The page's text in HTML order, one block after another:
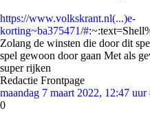
https://www.volkskrant.nl(...)e-
korting~ba375471/#
Zolang de winsten die door dit
spel gewoon door gaan Met als
super rijken
Redactie Frontpage
maandag 7 maart 2022, 12:47 uur
0